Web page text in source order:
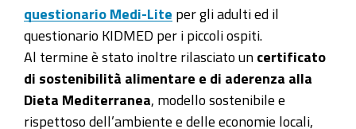
questionario Medi-Lite per gli adulti ed il
questionario KIDMED per i piccoli ospiti.
Al termine è stato inoltre rilasciato un certificato
di sostenibilità alimentare e di aderenza alla
Dieta Mediterranea , modello sostenibile e
rispettoso dell’ambiente e delle economie locali,